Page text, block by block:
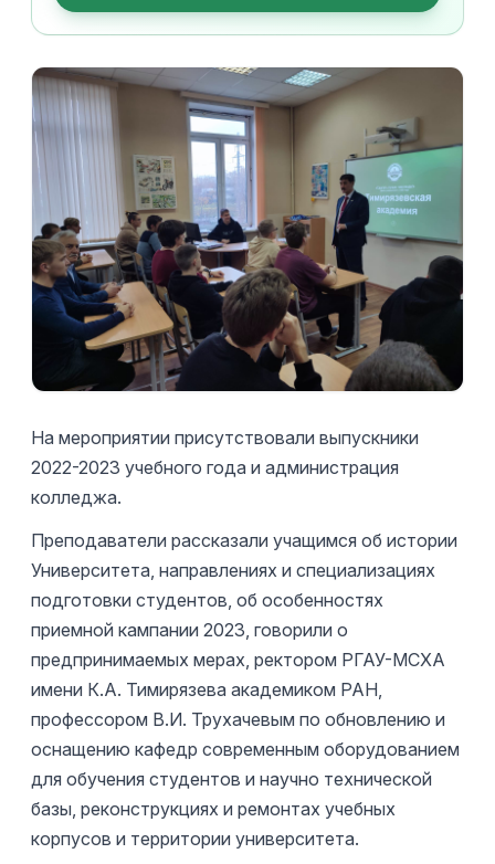
На мероприятии присутствовали выпускники
2022-2023 учебного года и администрация
колледжа.
Преподаватели рассказали учащимся об истории
Университета, направлениях и специализациях
подготовки студентов, об особенностях
приемной кампании 2023, говорили о
предпринимаемых мерах, ректором РГАУ-МСХА
имени К.А. Тимирязева академиком РАН,
профессором В.И. Трухачевым по обновлению и
оснащению кафедр современным оборудованием
для обучения студентов и научно технической
базы, реконструкциях и ремонтах учебных
корпусов и территории университета.